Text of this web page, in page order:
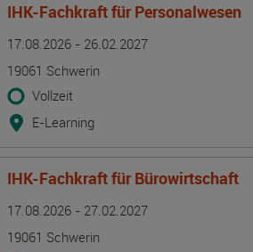
IHK-Fachkraft für Personalwesen
17.08.2026 - 26.02.2027
19061 Schwerin
Vollzeit
E-Learning
IHK-Fachkraft für Bürowirtschaft
17.08.2026 - 27.02.2027
19061 Schwerin